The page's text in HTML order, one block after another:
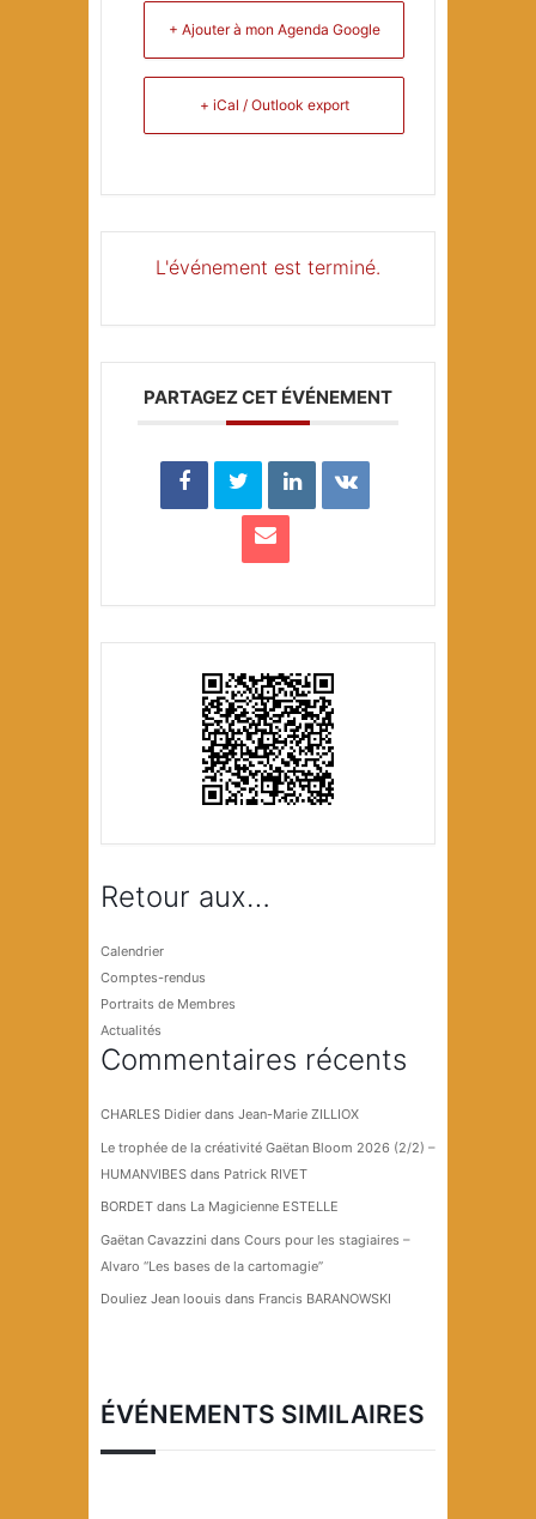
+ Ajouter à mon Agenda Google
+ iCal / Outlook export
L'événement est terminé.
PARTAGEZ CET ÉVÉNEMENT
Retour aux…
Calendrier
Comptes-rendus
Portraits de Membres
Actualités
Commentaires récents
CHARLES Didier dans Jean-Marie ZILLIOX
Le trophée de la créativité Gaëtan Bloom 2026 (2/2) –
HUMANVIBES dans Patrick RIVET
BORDET dans La Magicienne ESTELLE
Gaëtan Cavazzini dans Cours pour les stagiaires –
Alvaro “Les bases de la cartomagie”
Douliez Jean loouis dans Francis BARANOWSKI
ÉVÉNEMENTS SIMILAIRES